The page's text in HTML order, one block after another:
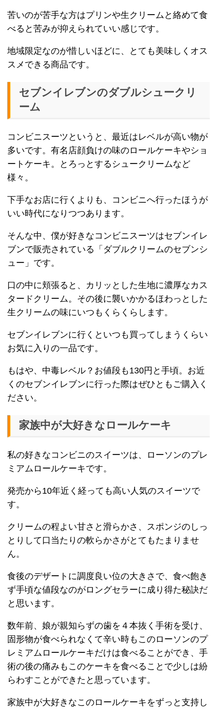
苦いのが苦手な方はプリンや生クリームと絡めて食
べると苦みが抑えられていい感じです。
地域限定なのが惜しいほどに、とても美味しくオス
スメできる商品です。
セブンイレブンのダブルシュークリ
ーム
コンビニスーツというと、最近はレベルが高い物が
多いです。有名店顔負けの味のロールケーキやショ
ートケーキ。とろっとするシュークリームなど
様々。
下手なお店に行くよりも、コンビニへ行ったほうが
いい時代になりつつあります。
そんな中、僕が好きなコンビニスーツはセブンイレ
ブンで販売されている「ダブルクリームのセブンシ
ュー」です。
口の中に頬張ると、カリッとした生地に濃厚なカス
タードクリーム。その後に襲いかかるほわっとした
生クリームの味にいつもくらくらします。
セブンイレブンに行くといつも買ってしまうくらい
お気に入りの一品です。
もはや、中毒レベル？お値段も130円と手頃。お近
くのセブンイレブンに行った際はぜひともご購入く
ださい。
家族中が大好きなロールケーキ
私の好きなコンビニのスイーツは、ローソンのプレ
ミアムロールケーキです。
発売から10年近く経っても高い人気のスイーツで
す。
クリームの程よい甘さと滑らかさ、スポンジのしっ
とりして口当たりの軟らかさがとてもたまりませ
ん。
食後のデザートに調度良い位の大きさで、食べ飽き
ず手頃な値段なのがロングセラーに成り得た秘訣だ
と思います。
数年前、娘が親知らずの歯を４本抜く手術を受け、
固形物が食べられなくて辛い時もこのローソンのプ
レミアムロールケーキだけは食べることができ、手
術の後の痛みもこのケーキを食べることで少しは紛
らわすことができたと思っています。
家族中が大好きなこのロールケーキをずっと支持し